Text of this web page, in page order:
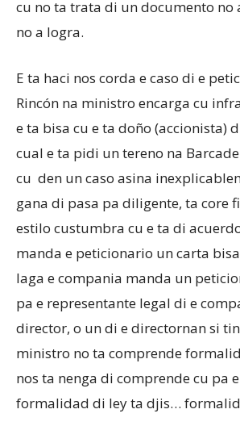
cu no ta trata di un documento no
no a logra.
E ta haci nos corda e caso di e
Rincón na ministro encarga cu
e ta bisa cu e ta doño (accionista)
cual e ta pidi un tereno na
cu den un caso asina
gana di pasa pa diligente, ta core
estilo custumbra cu e ta di
manda e peticionario un carta
laga e compania manda un
pa e representante legal di e
director, o un di e directornan si
ministro no ta comprende
nos ta nenga di comprende cu pa
formalidad di ley ta djis…